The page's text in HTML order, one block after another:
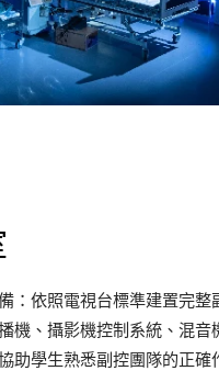
：依照電視台標準建置完整
機、攝影機控制系統、混音
助學生熟悉副控團隊的正確